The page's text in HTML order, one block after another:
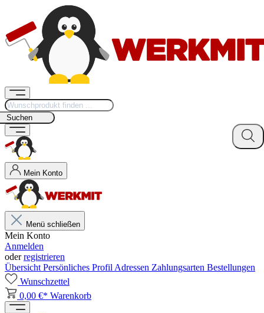
Suchen
Mein Konto
Menü schließen
Mein Konto
Anmelden
oderregistrieren
Übersicht Persönliches Profil Adressen Zahlungsarten Bestellungen
Wunschzettel
0,00 €* Warenkorb